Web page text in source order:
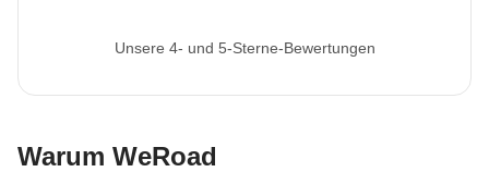
Unsere 4- und 5-Sterne-Bewertungen
Warum WeRoad